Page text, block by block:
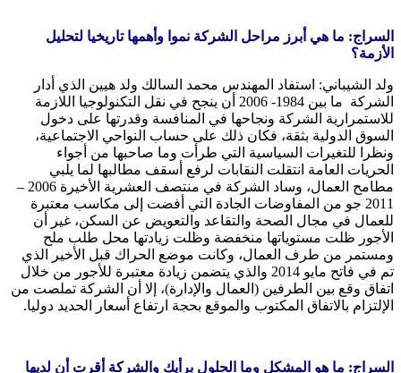
السراج: ما هي أبرز مراحل الشركة نموا وأهمها تاريخيا لتحليل
الأزمة؟
ولد الشيباني: استفاد المهندس محمد السالك ولد هيين الذي أدار
الشركة ما بين 1984- 2006 أن ينجح في نقل التكنولوجيا اللازمة
للاستمرارية الشركة ونجاحها في المنافسة وقدرتها على دخول
السوق الدولية بثقة، فكان ذلك على حساب النواحي الاجتماعية،
ونظرا للتغيرات السياسية التي طرأت وما صاحبها من أجواء
الحريات العامة انتقلت النقابات لرفع أسقف مطالبها لما يلبي
مطامح العمال، وساد الشركة في منتصف العشرية الأخيرة 2006 –
2011 جو من المفاوضات الجادة التي أفضت إلى مكاسب معتبرة
للعمال في مجال الصحة والتقاعد والتعويض عن السكن، غير أن
الأجور ظلت مستوياتها منخفضة وظلت زيادتها محل طلب ملح
ومستمر من طرف العمال، وكانت موضع الحراك قبل الأخير الذي
تم في فاتح مايو 2014 والذي يتضمن زيادة معتبرة للأجور من خلال
اتفاق وقع بين الطرفين (العمال والإدارة)، إلا أن الشركة تملصت من
الإلتزام بالاتفاق المكتوب والموقع بحجة ارتفاع أسعار الحديد دوليا.
السراج: ما هو المشكل وما الحلول برأيك والشركة أقرت أن لديها